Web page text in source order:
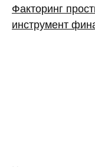
Факторинг
инструмент